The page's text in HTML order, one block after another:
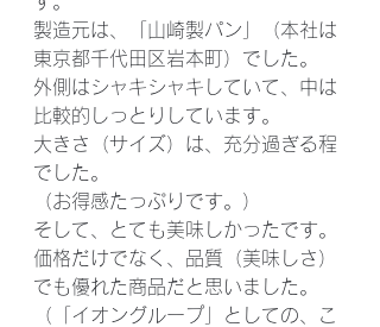
製造元は、「山崎製パン」（本社は
東京都千代田区岩本町）でした。
外側はシャキシャキしていて、中は
比較的しっとりしています。
大きさ（サイズ）は、充分過ぎる程
でした。
（お得感たっぷりです。）
そして、とても美味しかったです。
価格だけでなく、品質（美味しさ）
でも優れた商品だと思いました。
（「イオングループ」としての、こ